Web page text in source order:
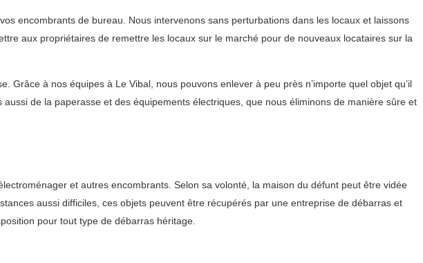
encombrants de bureau. Nous intervenons sans perturbations dans les locaux et laissons
aux propriétaires de remettre les locaux sur le marché pour de nouveaux locataires sur la
à nos équipes à Le Vibal, nous pouvons enlever à peu près n’importe quel objet qu’il
de la paperasse et des équipements électriques, que nous éliminons de manière sûre et
et autres encombrants. Selon sa volonté, la maison du défunt peut être vidée
aussi difficiles, ces objets peuvent être récupérés par une entreprise de débarras et
pour tout type de débarras héritage.